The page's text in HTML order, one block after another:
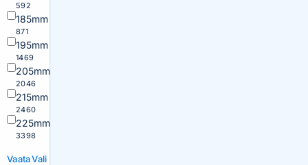
592
185mm
871
195mm
1469
205mm
2046
215mm
2460
225mm
3398
VaataVali